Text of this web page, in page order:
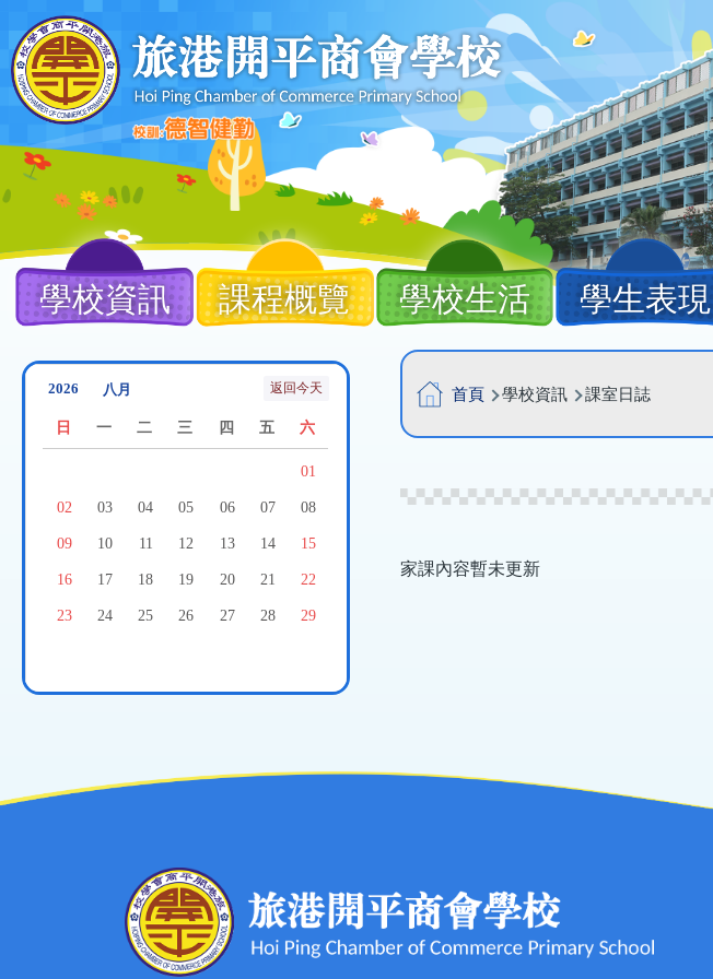
移至主內容
Main
navigation
學校資訊 課程概覽 學校生活 學生表現
導
航
結
首頁 學校資訊 課室日誌
家課內容暫未更新
返回今天
日 一 二 三 四 五 六
01
02 03 04 05 06 07 08
09 10 11 12 13 14 15
16 17 18 19 20 21 22
23 24 25 26 27 28 29